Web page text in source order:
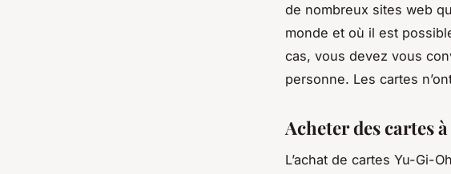
de nombreux sites web
monde et où il est
cas, vous devez vous
personne. Les cartes
Acheter des cartes
L’achat de cartes Yu-Gi-